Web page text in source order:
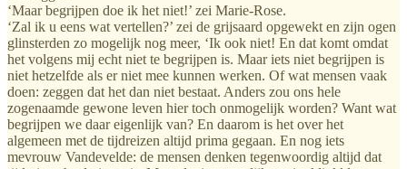
‘Maar begrijpen doe ik het niet!’ zei Marie-Rose.
‘Zal ik u eens wat vertellen?’ zei de grijsaard opgewekt en zijn ogen
glinsterden zo mogelijk nog meer, ‘Ik ook niet! En dat komt omdat
het volgens mij echt niet te begrijpen is. Maar iets niet begrijpen is
niet hetzelfde als er niet mee kunnen werken. Of wat mensen vaak
doen: zeggen dat het dan niet bestaat. Anders zou ons hele
zogenaamde gewone leven hier toch onmogelijk worden? Want wat
begrijpen we daar eigenlijk van? En daarom is het over het
algemeen met de tijdreizen altijd prima gegaan. En nog iets
mevrouw Vandevelde: de mensen denken tegenwoordig altijd dat